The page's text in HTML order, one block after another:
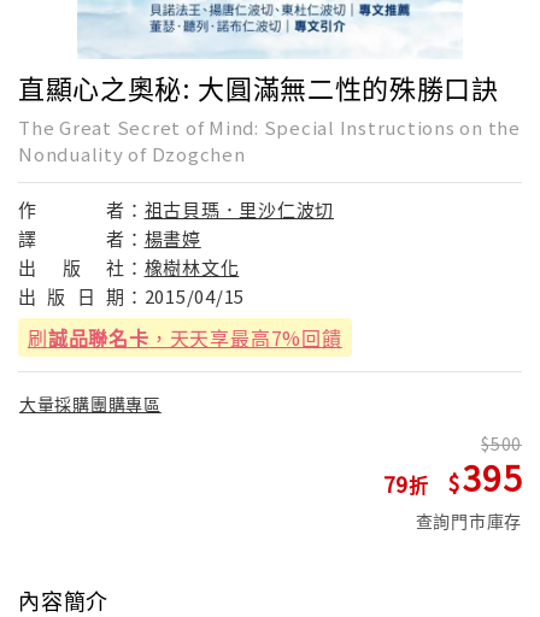
直顯心之奧秘: 大圓滿無二性的殊勝口訣
The Great Secret of Mind: Special Instructions on the
Nonduality of Dzogchen
作 者： 祖古貝瑪．里沙仁波切
譯
者： 楊書婷
出
版 社： 橡樹林文化
出 版 日 期： 2015/04/15
刷誠品聯名卡 ，天天享最高7%回饋
大量採購團購專區
79
500
395
查詢門市庫存
內容簡介